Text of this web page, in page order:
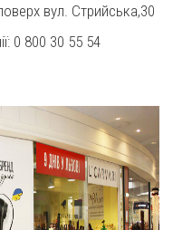
вул. Стрийська,30
0 800 30 55 54